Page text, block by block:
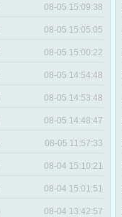
08-05 15:09:38
08-05 15:05:05
08-05 15:00:22
08-05 14:54:48
08-05 14:53:48
08-05 14:48:47
08-05 11:57:33
08-04 15:10:21
08-04 15:01:51
08-04 13:42:57